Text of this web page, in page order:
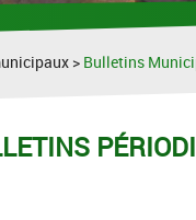
> Bulletins